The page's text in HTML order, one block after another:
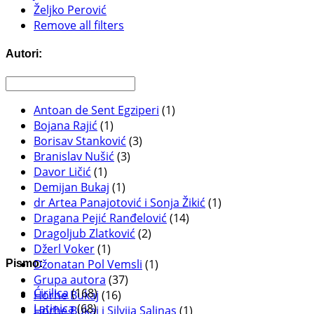
Željko Perović
Remove all filters
Autori:
Antoan de Sent Egziperi (1)
Bojana Rajić (1)
Borisav Stanković (3)
Branislav Nušić (3)
Davor Ličić (1)
Demijan Bukaj (1)
dr Artea Panajotović i Sonja Žikić (1)
Dragana Pejić Ranđelović (14)
Dragoljub Zlatković (2)
Džerl Voker(1)
Džonatan Pol Vemsli (1)
Grupa autora (37)
Horhe Bukaj (16)
Horhe Bukaj i Silvija Salinas (1)
Pismo:
Ćirilica (168)
Latinica(68)